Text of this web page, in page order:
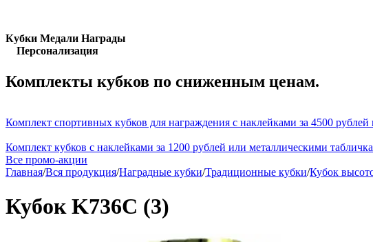
Кубки Медали Награды
Персонализация
Комплекты кубков по сниженным ценам.
Комплект спортивных кубков для награждения с наклейками за 4500 рублей
Комплект кубков с наклейками за 1200 рублей или металлическими
Все промо-акции
Главная/Вся продукция/Наградные кубки/Традиционные кубки/Кубок
Кубок K736C (3)